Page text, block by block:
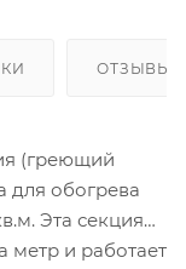
ОТЗЫВЫ
(греющий
для обогрева
Эта секция
метр и работает